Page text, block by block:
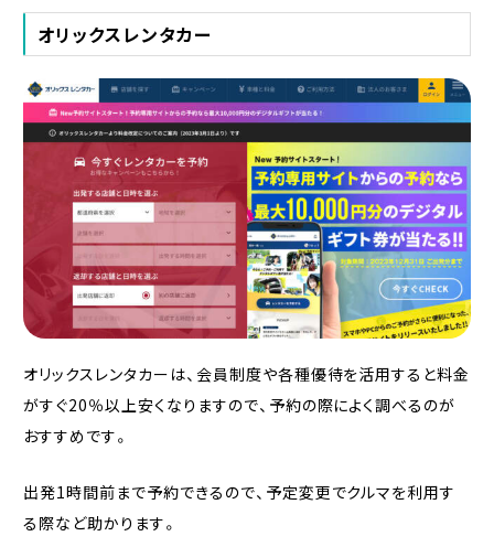
オリックスレンタカー
オリックスレンタカーは、会員制度や各種優待を活用すると料金
がすぐ20％以上安くなりますので、予約の際によく調べるのが
おすすめです。
出発1時間前まで予約できるので、予定変更でクルマを利用す
る際など助かります。